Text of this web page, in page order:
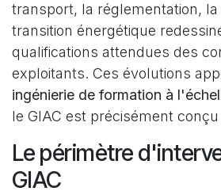
transport, la réglementation, la
transition énergétique
qualifications attendues des
exploitants. Ces évolutions
ingénierie de formation à
le GIAC est précisément
Le périmètre
GIAC